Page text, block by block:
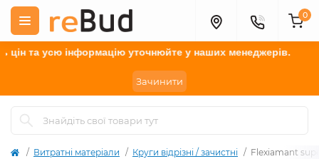
та усю інформацію уточнюйтеу наших менеджерів.
Зачинити
0
Витратні матеріали Круги відрізні / зачистні Flexiamant